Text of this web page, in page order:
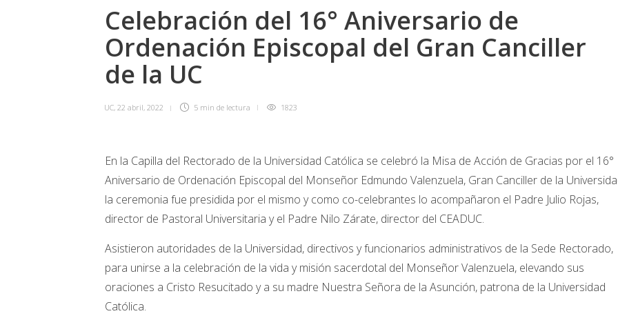
Celebración del 16° Aniversario de
Ordenación Episcopal del Gran Canciller
de la UC
UC, 22 abril, 2022 5 min de lectura 1823
En la Capilla del Rectorado de la Universidad Católica se celebró la Misa de Acción de Gracias por el 16°
Aniversario de Ordenación Episcopal del Monseñor Edmundo Valenzuela, Gran Canciller de la
la ceremonia fue presidida por el mismo y como co-celebrantes lo acompañaron el Padre Julio Rojas,
director de Pastoral Universitaria y el Padre Nilo Zárate, director del CEADUC.
Asistieron autoridades de la Universidad, directivos y funcionarios administrativos de la Sede Rectorado,
para unirse a la celebración de la vida y misión sacerdotal del Monseñor Valenzuela, elevando sus
oraciones a Cristo Resucitado y a su madre Nuestra Señora de la Asunción, patrona de la Universidad
Católica.